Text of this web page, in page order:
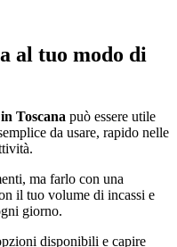
al tuo modo di
Toscana può essere utile
da usare, rapido nelle
ma farlo con una
il tuo volume di incassi e
giorno.
disponibili e capire